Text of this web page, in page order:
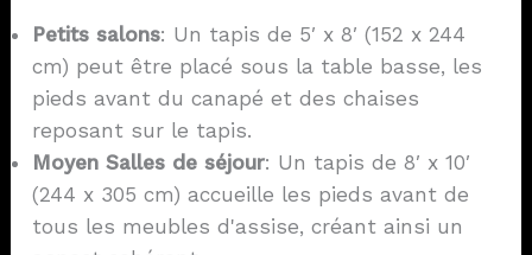
Petits salons: Un tapis de 5′ x 8′ (152 x 244
cm) peut être placé sous la table basse, les
pieds avant du canapé et des chaises
reposant sur le tapis.
MoyenSalles de séjour: Un tapis de 8′ x 10′
(244 x 305 cm) accueille les pieds avant de
tous les meubles d'assise, créant ainsi un